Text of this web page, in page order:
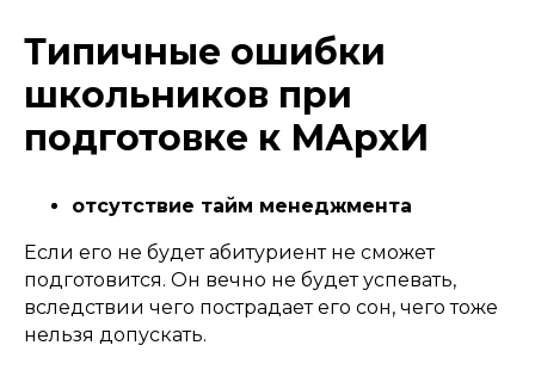
Типичные ошибки
школьников при
подготовке к МАрхИ​
отсутствие тайм менеджмента
Если его не будет абитуриент не сможет
подготовится. Он вечно не будет успевать,
вследствии чего пострадает его сон, чего тоже
нельзя допускать.